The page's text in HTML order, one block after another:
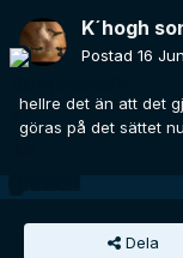
K´hogh
Postad 16
hellre det än att det
göras på det sättet
Dela